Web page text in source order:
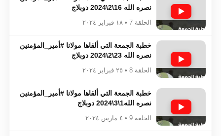
نصره الله 16\2\2024 دوبلاج
الحلقة 7 • ١٨ فبراير ٢٠٢٤
خطبة الجمعة التي ألقاها مولانا #أمير_المؤمنين​​​​​​
نصره الله 23\2\2024 دوبلاج
الحلقة 8 • ٢٥ فبراير ٢٠٢٤
خطبة الجمعة التي ألقاها مولانا #أمير_المؤمنين​​​​​​
نصره الله1\3\2024 دوبلاج
الحلقة 9 • ٤ مارس ٢٠٢٤